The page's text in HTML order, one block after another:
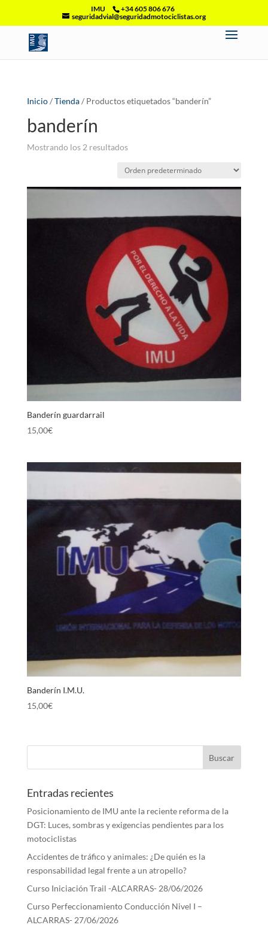
IMU
+34 605 806 676
seguridadvial@seguridadmotociclistas.org
Inicio/Tienda/ Productos etiquetados “banderín”
banderín
Mostrando los 2 resultados
Banderín guardarrail
15,00€
Banderín I.M.U.
15,00€
Entradas recientes
Posicionamiento de IMU ante la reciente reforma de la
DGT: Luces, sombras y exigencias pendientes para los
motociclistas
Accidentes de tráfico y animales: ¿De quién es la
responsabilidad legal frente a un atropello?
Curso Iniciación Trail -ALCARRAS- 28/06/2026
Curso Perfeccionamiento Conducción Nivel I –
ALCARRAS- 27/06/2026